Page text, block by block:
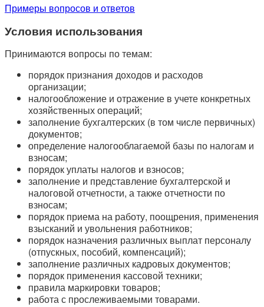
Примеры вопросов и ответов
Условия использования
Принимаются вопросы по темам:
порядок признания доходов и расходов
организации;
налогообложение и отражение в учете конкретных
хозяйственных операций;
заполнение бухгалтерских (в том числе первичных)
документов;
определение налогооблагаемой базы по налогам и
взносам;
порядок уплаты налогов и взносов;
заполнение и представление бухгалтерской и
налоговой отчетности, а также отчетности по
взносам;
порядок приема на работу, поощрения, применения
взысканий и увольнения работников;
порядок назначения различных выплат персоналу
(отпускных, пособий, компенсаций);
заполнение различных кадровых документов;
порядок применения кассовой техники;
правила маркировки товаров;
работа с прослеживаемыми товарами.